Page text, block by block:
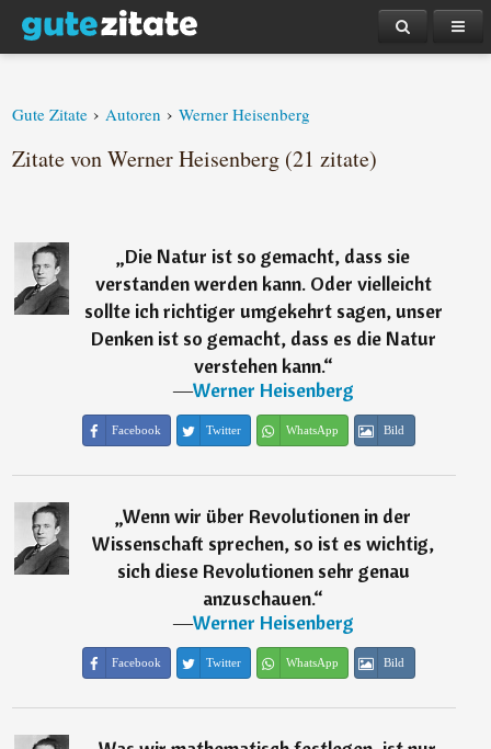
Gute Zitate › Autoren › Werner Heisenberg
Zitate von Werner Heisenberg (21 zitate)
„Die Natur ist so gemacht, dass sie
verstanden werden kann. Oder vielleicht
sollte ich richtiger umgekehrt sagen, unser
Denken ist so gemacht, dass es die Natur
verstehen kann.“
―Werner Heisenberg
Facebook Twitter WhatsApp Bild
„Wenn wir über Revolutionen in der
Wissenschaft sprechen, so ist es wichtig,
sich diese Revolutionen sehr genau
anzuschauen.“
―Werner Heisenberg
Facebook Twitter WhatsApp Bild